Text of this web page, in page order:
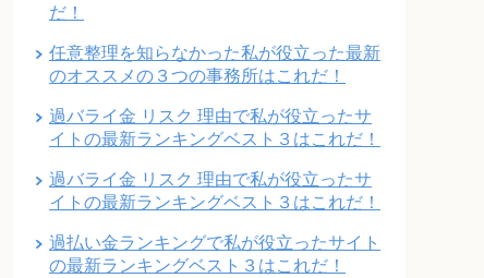
だ！
任意整理を知らなかった私が役立った最新
のオススメの３つの事務所はこれだ！
過バライ金 リスク 理由で私が役立ったサ
イトの最新ランキングベスト３はこれだ！
過バライ金 リスク 理由で私が役立ったサ
イトの最新ランキングベスト３はこれだ！
過払い金ランキングで私が役立ったサイト
の最新ランキングベスト３はこれだ！